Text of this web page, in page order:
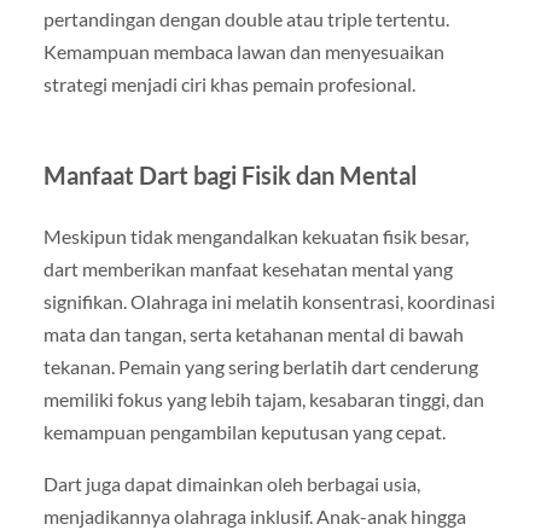
pertandingan dengan double atau triple tertentu.
Kemampuan membaca lawan dan menyesuaikan
strategi menjadi ciri khas pemain profesional.
Manfaat Dart bagi Fisik dan Mental
Meskipun tidak mengandalkan kekuatan fisik besar,
dart memberikan manfaat kesehatan mental yang
signifikan. Olahraga ini melatih konsentrasi, koordinasi
mata dan tangan, serta ketahanan mental di bawah
tekanan. Pemain yang sering berlatih dart cenderung
memiliki fokus yang lebih tajam, kesabaran tinggi, dan
kemampuan pengambilan keputusan yang cepat.
Dart juga dapat dimainkan oleh berbagai usia,
menjadikannya olahraga inklusif. Anak-anak hingga